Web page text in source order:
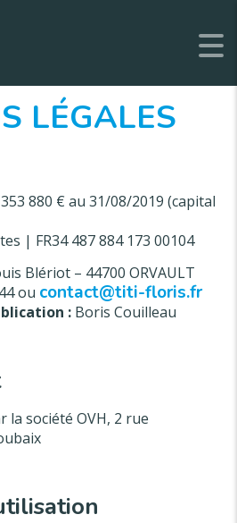
LÉGALES
880 € au 31/08/2019 (capital
| FR34 487 884 173 00104
Blériot – 44700 ORVAULT
ou contact@titi-floris.fr
: Boris Couilleau
la société OVH, 2 rue